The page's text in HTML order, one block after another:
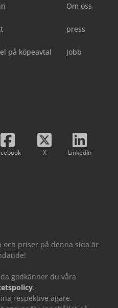
på köpeavtal
Om oss
press
Jobb
X LinkedIn
priser på denna sida är
godkänner du våra
.
respektive ägare.